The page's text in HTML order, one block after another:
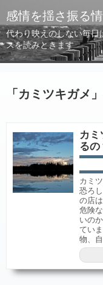
感情を揺さ振る
代わり映えのしない毎
スを読みときます
「 カミツキガメ 」
カ
るの
カミ
恐ろ
の店
危険
いの
てい
物、